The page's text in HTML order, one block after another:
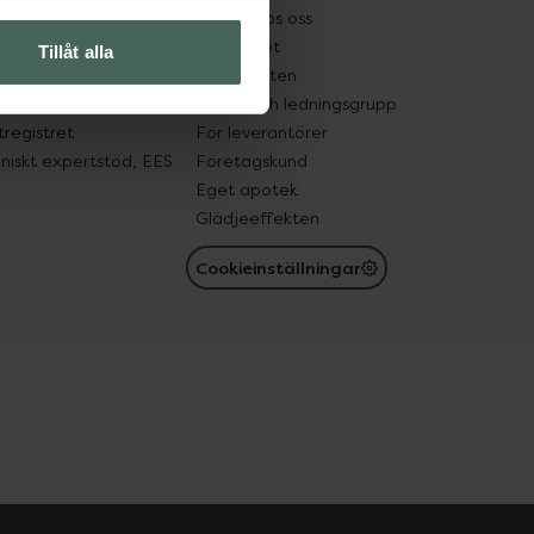
Tillåt alla
expertstöd, EES
Jobba hos oss
Hållbarhet
Samarbeten
Ägare och ledningsgrupp
För leverantörer
Företagskund
Eget apotek
Glädjeeffekten
Cookieinställningar